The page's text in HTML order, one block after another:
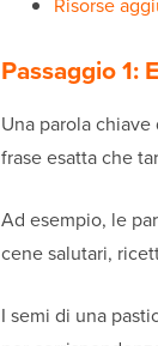
Risorse
Passaggio 1:
Una parola
frase esatta che
Ad esempio, le
cene salutari,
I semi di una